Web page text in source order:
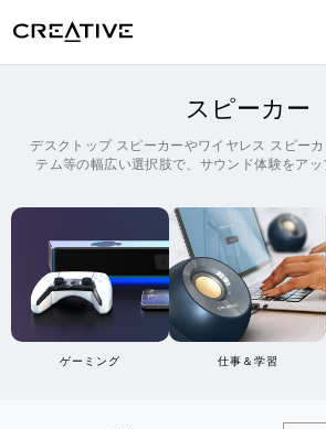
スピーカー
デスクトップ スピーカーやワイヤレス スピー
テム等の幅広い選択肢で、サウンド体験をアッ
ゲーミング 仕事＆学習
Facebook